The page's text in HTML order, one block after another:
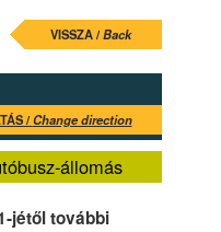
VISSZA /Back
/Change direction
állomás
jétől további